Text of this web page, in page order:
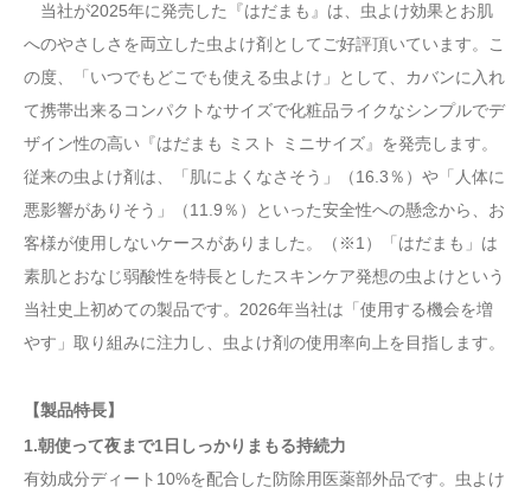
当社が2025年に発売した『はだまも』は、虫よけ効果とお肌
へのやさしさを両立した虫よけ剤としてご好評頂いています。こ
の度、「いつでもどこでも使える虫よけ」として、カバンに入れ
て携帯出来るコンパクトなサイズで化粧品ライクなシンプルでデ
ザイン性の高い『はだまも ミスト ミニサイズ』を発売します。
従来の虫よけ剤は、「肌によくなさそう」（16.3％）や「人体に
悪影響がありそう」（11.9％）といった安全性への懸念から、お
客様が使用しないケースがありました。（※1）「はだまも」は
素肌とおなじ弱酸性を特長としたスキンケア発想の虫よけという
当社史上初めての製品です。2026年当社は「使用する機会を増
やす」取り組みに注力し、虫よけ剤の使用率向上を目指します。
【製品特長】
1.朝使って夜まで1日しっかりまもる持続力
有効成分ディート10%を配合した防除用医薬部外品です。虫よけ